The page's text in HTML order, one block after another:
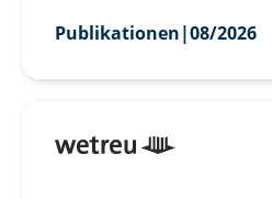
Publikationen|08/2026